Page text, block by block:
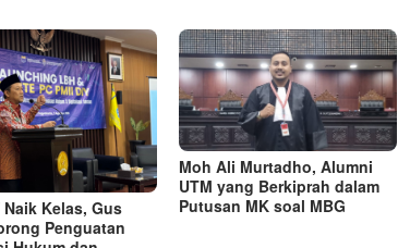
Naik Kelas, Gus
Penguatan
Moh Ali Murtadho, Alumni
UTM yang Berkiprah dalam
Putusan MK soal MBG